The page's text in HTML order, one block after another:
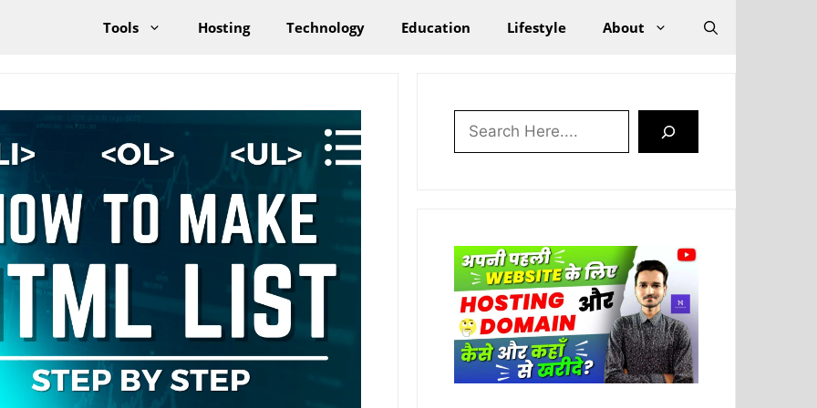
Tools Hosting Technology Education Lifestyle About
Search